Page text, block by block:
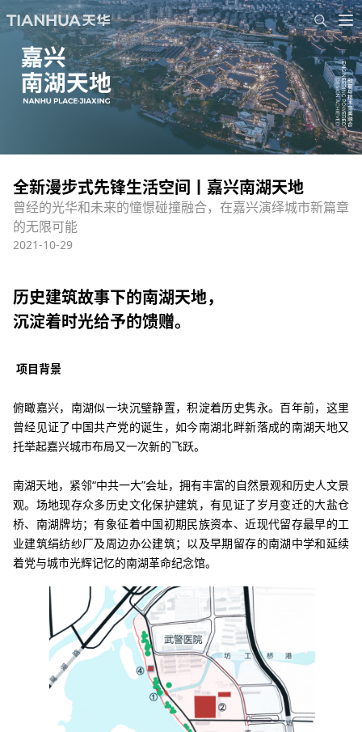
全新漫步式先锋生活空间丨嘉兴南湖天地
曾经的光华和未来的憧憬碰撞融合，在嘉兴演绎城市新篇章
的无限可能
2021-10-29
历史建筑故事下的南湖天地，
沉淀着时光给予的馈赠。
项目背景
俯瞰嘉兴，南湖似一块沉璧静置，积淀着历史隽永。百年前，这里
曾经见证了中国共产党的诞生，如今南湖北畔新落成的南湖天地又
托举起嘉兴城市布局又一次新的飞跃。
南湖天地，紧邻“中共一大”会址，拥有丰富的自然景观和历史人文景
观。场地现存众多历史文化保护建筑，有见证了岁月变迁的大盐仓
桥、南湖牌坊；有象征着中国初期民族资本、近现代留存最早的工
业建筑绢纺纱厂及周边办公建筑；以及早期留存的南湖中学和延续
着党与城市光辉记忆的南湖革命纪念馆。